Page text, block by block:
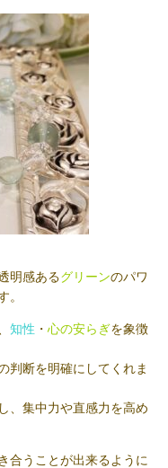
明感あるグリーンのパワ
。
知性 ・ 心の安らぎを象徴
判断を明確にしてくれま
、集中力や直感力を高め
合うことが出来るように